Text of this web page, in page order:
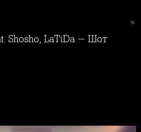
Shosho, LaTiDa - Шот